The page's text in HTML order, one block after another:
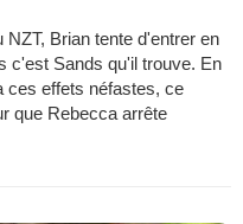
Brian tente d'entrer en
c'est Sands qu'il trouve. En
ces effets néfastes, ce
que Rebecca arrête